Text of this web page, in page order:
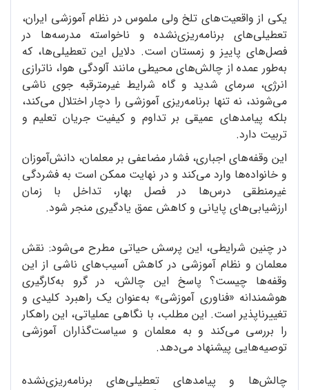
یکی از واقعیت‌های تلخ ولی ملموس در نظام آموزشی ایران،
تعطیلی‌های برنامه‌ریزی‌نشده و ناخواسته‌ مدرسه‌ها در
فصل‌های پاییز و زمستان است. دلایل این تعطیلی‌ها، که
به‌طور عمده از چالش‌های محیطی مانند آلودگی هوا، ناترازی
انرژی، سرمای شدید و گاه شرایط غیرمترقبه‌ جوی ناشی
می‌شوند، نه تنها برنامه‌ریزی آموزشی را دچار اختلال می‌کند،
بلکه پیامدهای عمیقی بر تداوم و کیفیت جریان تعلیم و
تربیت دارد.
این وقفه‌های اجباری، فشار مضاعفی بر معلمان، دانش‌آموزان
و خانواده‌ها وارد می‌کند و در نهایت ممکن است به فشردگی
غیرمنطقی درس‌ها در فصل بهار، تداخل با زمان
ارزشیابی‌های پایانی و کاهش عمق یادگیری منجر شود.
در چنین شرایطی، این پرسش حیاتی مطرح می‌شود: نقش
معلمان و نظام آموزشی در کاهش آسیب‌های ناشی از این
وقفه‌ها چیست؟ پاسخ این چالش، در گرو به‌کارگیری
هوشمندانه‌ «فناوری آموزشی» به‌عنوان یک راهبرد کلیدی و
تغییرناپذیر است. این مطلب، با نگاهی عملیاتی، این راهکار
را بررسی می‌کند و به معلمان و سیاست‌گذاران آموزشی
توصیه‌هایی پیشنهاد می‌دهد‌.
چالش‌ها و پیامدهای تعطیلی‌های برنامه‌ریزی‌نشده